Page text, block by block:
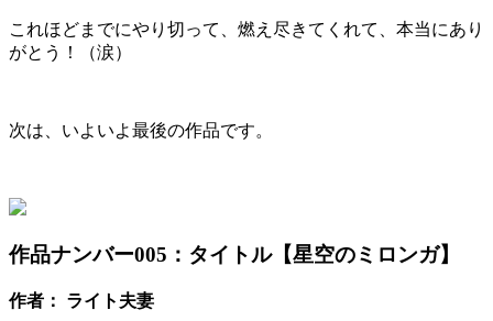
これほどまでにやり切って、燃え尽きてくれて、本当にあり
がとう！（涙）
次は、いよいよ最後の作品です。
作品ナンバー005： タイトル【星空のミロンガ】
作者： ライト夫妻